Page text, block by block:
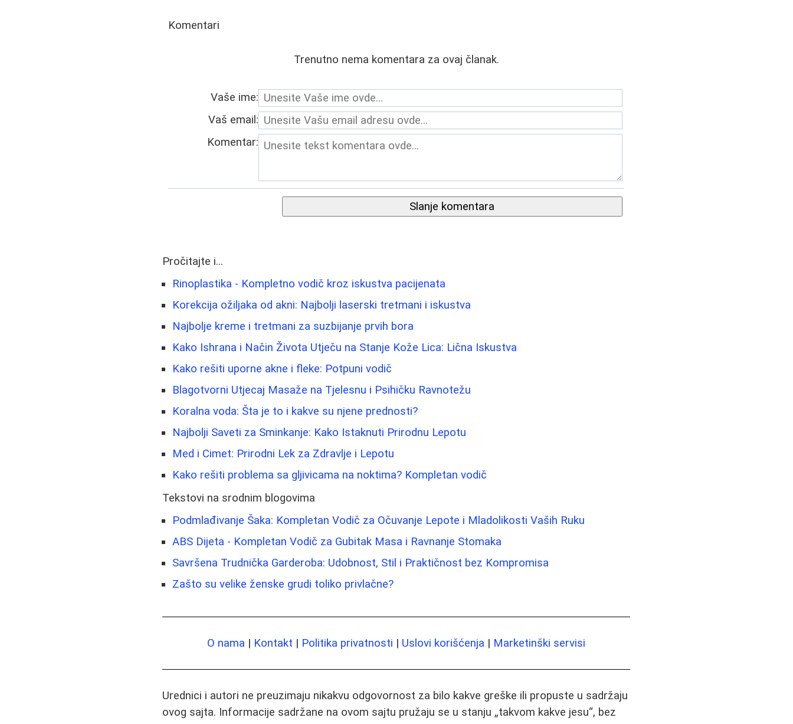
Komentari
Trenutno nema komentara za ovaj članak.
Vaše ime:
Vaš email:
Komentar:
Slanje komentara
Pročitajte i...
Rinoplastika - Kompletno vodič kroz iskustva pacijenata
Korekcija ožiljaka od akni: Najbolji laserski tretmani i iskustva
Najbolje kreme i tretmani za suzbijanje prvih bora
Kako Ishrana i Način Života Utječu na Stanje Kože Lica: Lična Iskustva
Kako rešiti uporne akne i fleke: Potpuni vodič
Blagotvorni Utjecaj Masaže na Tjelesnu i Psihičku Ravnotežu
Koralna voda: Šta je to i kakve su njene prednosti?
Najbolji Saveti za Sminkanje: Kako Istaknuti Prirodnu Lepotu
Med i Cimet: Prirodni Lek za Zdravlje i Lepotu
Kako rešiti problema sa gljivicama na noktima? Kompletan vodič
Tekstovi na srodnim blogovima
Podmlađivanje Šaka: Kompletan Vodič za Očuvanje Lepote i Mladolikosti Vaših Ruku
ABS Dijeta - Kompletan Vodič za Gubitak Masa i Ravnanje Stomaka
Savršena Trudnička Garderoba: Udobnost, Stil i Praktičnost bez Kompromisa
Zašto su velike ženske grudi toliko privlačne?
O nama | Kontakt | Politika privatnosti | Uslovi korišćenja | Marketinški servisi
Urednici i autori ne preuzimaju nikakvu odgovornost za bilo kakve greške ili propuste u sadržaju
ovog sajta. Informacije sadržane na ovom sajtu pružaju se u stanju „takvom kakve jesu“, bez